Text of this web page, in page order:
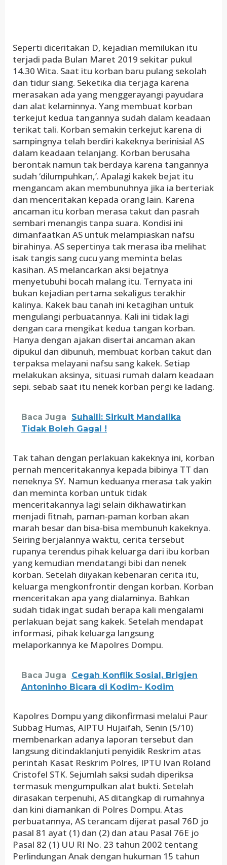
Seperti diceritakan D, kejadian memilukan itu
terjadi pada Bulan Maret 2019 sekitar pukul
14.30 Wita. Saat itu korban baru pulang sekolah
dan tidur siang. Seketika dia terjaga karena
merasakan ada yang menggerayangi payudara
dan alat kelaminnya. Yang membuat korban
terkejut kedua tangannya sudah dalam keadaan
terikat tali. Korban semakin terkejut karena di
sampingnya telah berdiri kakeknya berinisial AS
dalam keadaan telanjang. Korban berusaha
berontak namun tak berdaya karena tangannya
sudah ‘dilumpuhkan,’. Apalagi kakek bejat itu
mengancam akan membunuhnya jika ia berteriak
dan menceritakan kepada orang lain. Karena
ancaman itu korban merasa takut dan pasrah
sembari menangis tanpa suara. Kondisi ini
dimanfaatkan AS untuk melampiaskan nafsu
birahinya. AS sepertinya tak merasa iba melihat
isak tangis sang cucu yang meminta belas
kasihan. AS melancarkan aksi bejatnya
menyetubuhi bocah malang itu. Ternyata ini
bukan kejadian pertama sekaligus terakhir
kalinya. Kakek bau tanah ini ketagihan untuk
mengulangi perbuatannya. Kali ini tidak lagi
dengan cara mengikat kedua tangan korban.
Hanya dengan ajakan disertai ancaman akan
dipukul dan dibunuh, membuat korban takut dan
terpaksa melayani nafsu sang kakek. Setiap
melakukan aksinya, situasi rumah dalam keadaan
sepi. sebab saat itu nenek korban pergi ke ladang.
Baca Juga
Suhaili: Sirkuit Mandalika
Tidak Boleh Gagal !
Tak tahan dengan perlakuan kakeknya ini, korban
pernah menceritakannya kepada bibinya TT dan
neneknya SY. Namun keduanya merasa tak yakin
dan meminta korban untuk tidak
menceritakannya lagi selain dikhawatirkan
menjadi fitnah, paman-paman korban akan
marah besar dan bisa-bisa membunuh kakeknya.
Seiring berjalannya waktu, cerita tersebut
rupanya terendus pihak keluarga dari ibu korban
yang kemudian mendatangi bibi dan nenek
korban. Setelah diiyakan kebenaran cerita itu,
keluarga mengkonfrontir dengan korban. Korban
menceritakan apa yang dialaminya. Bahkan
sudah tidak ingat sudah berapa kali mengalami
perlakuan bejat sang kakek. Setelah mendapat
informasi, pihak keluarga langsung
melaporkannya ke Mapolres Dompu.
Baca Juga
Cegah Konflik Sosial, Brigjen
Antoninho Bicara di Kodim- Kodim
Kapolres Dompu yang dikonfirmasi melalui Paur
Subbag Humas, AIPTU Hujaifah, Senin (5/10)
membenarkan adanya laporan tersebut dan
langsung ditindaklanjuti penyidik Reskrim atas
perintah Kasat Reskrim Polres, IPTU Ivan Roland
Cristofel STK. Sejumlah saksi sudah diperiksa
termasuk mengumpulkan alat bukti. Setelah
dirasakan terpenuhi, AS ditangkap di rumahnya
dan kini diamankan di Polres Dompu. Atas
perbuatannya, AS terancam dijerat pasal 76D jo
pasal 81 ayat (1) dan (2) dan atau Pasal 76E jo
Pasal 82 (1) UU RI No. 23 tahun 2002 tentang
Perlindungan Anak dengan hukuman 15 tahun